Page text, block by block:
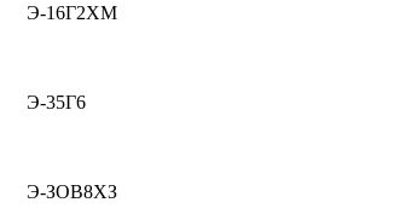
Э-16Г2ХМ
Э-35Г6
Э-ЗОВ8ХЗ